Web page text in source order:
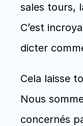
sales tours,
C’est
dicter
Cela laisse
Nous
concernés